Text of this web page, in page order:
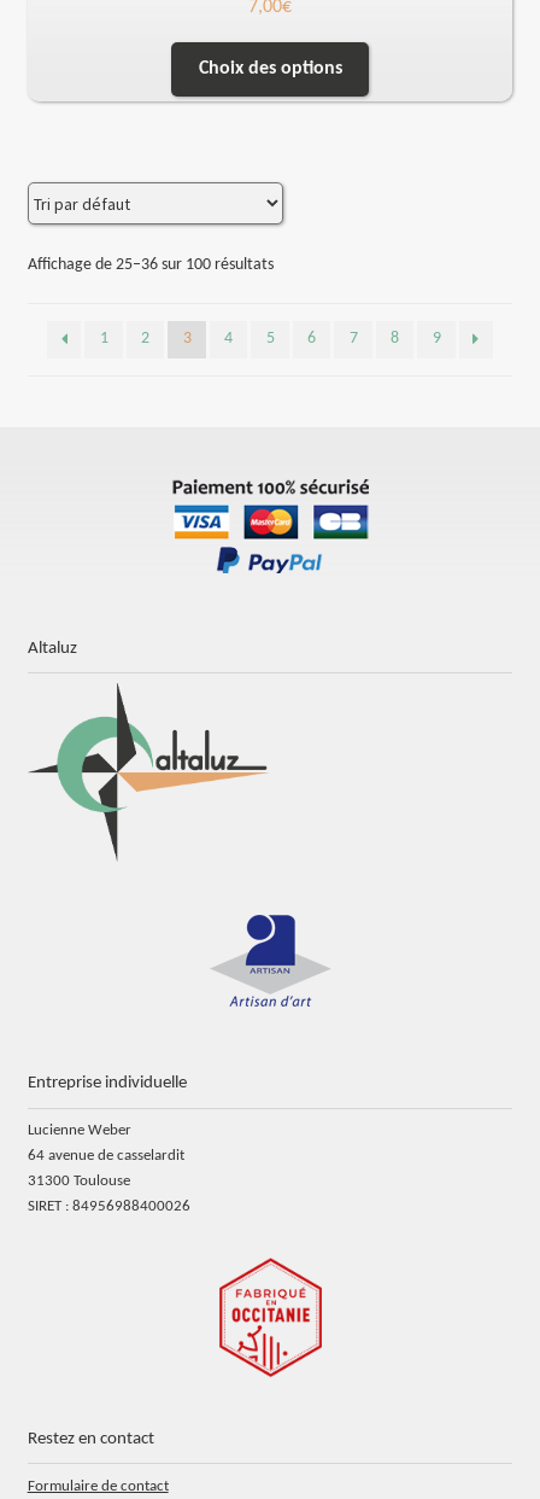
7,00€
Choix des options
Affichage de 25–36 sur 100 résultats
1 2 3 4 5 6 7 8 9
Altaluz
Entreprise individuelle
Lucienne Weber
64 avenue de casselardit
31300 Toulouse
SIRET : 84956988400026
Restez en contact
Formulaire de contact